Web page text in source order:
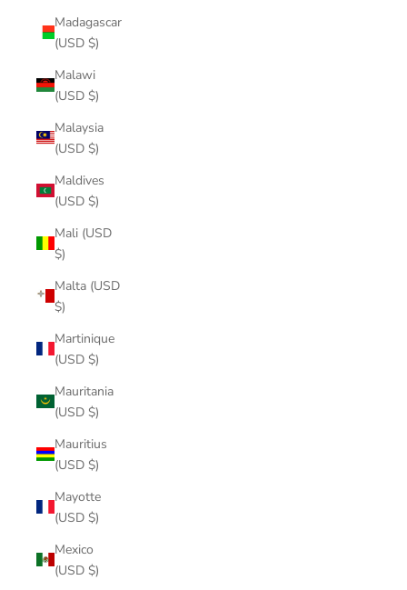
Madagascar
(USD $)
Malawi
(USD $)
Malaysia
(USD $)
Maldives
(USD $)
Mali (USD
$)
Malta (USD
$)
Martinique
(USD $)
Mauritania
(USD $)
Mauritius
(USD $)
Mayotte
(USD $)
Mexico
(USD $)